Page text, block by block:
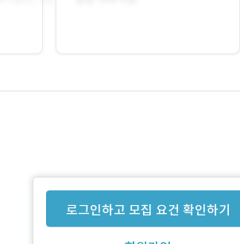
로그인하고 모집 요건 확인하기